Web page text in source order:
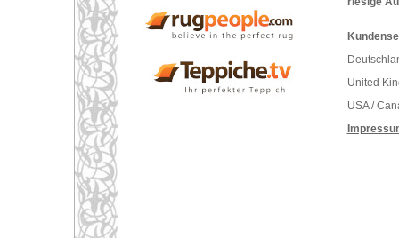
United
USA /